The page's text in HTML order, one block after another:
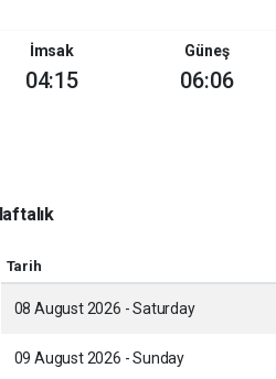
İmsak
04:15
Güneş
06:06
Tarih
08 August 2026 - Saturday
09 August 2026 - Sunday